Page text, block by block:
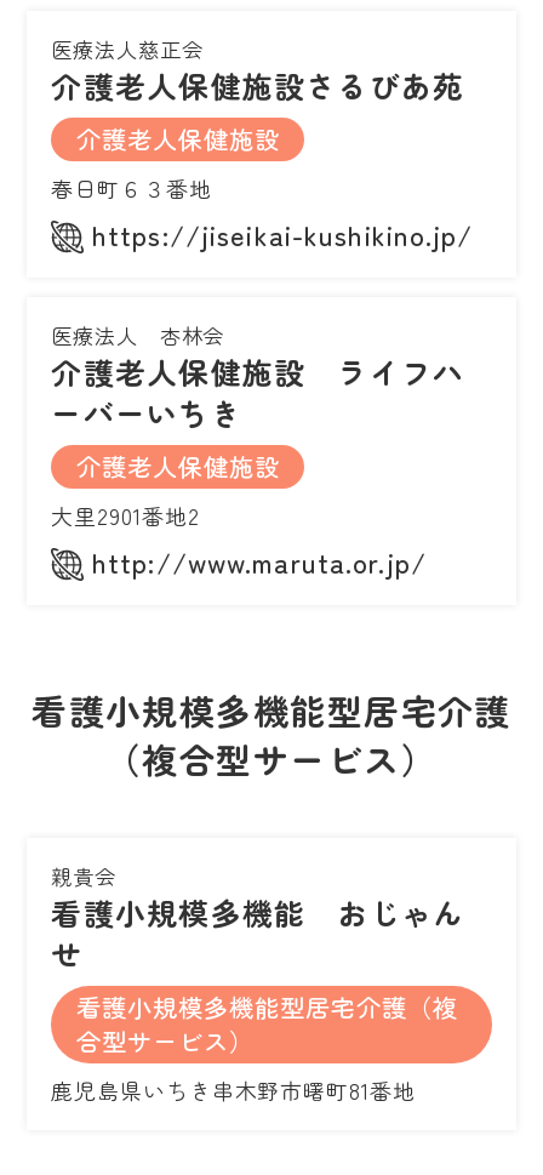
医療法人慈正会
介護老人保健施設さるびあ苑
介護老人保健施設
春日町６３番地
https://jiseikai-kushikino.jp/
医療法人 杏林会
介護老人保健施設 ライフハ
ーバーいちき
介護老人保健施設
大里2901番地2
http://www.maruta.or.jp/
看護小規模多機能型居宅介護
（複合型サービス）
親貴会
看護小規模多機能 おじゃん
せ
看護小規模多機能型居宅介護（複
合型サービス）
鹿児島県いちき串木野市曙町81番地